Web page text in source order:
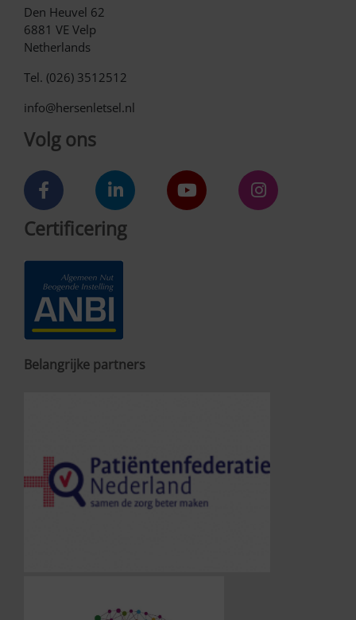
Den Heuvel 62
6881 VE Velp
Netherlands
Tel. (026) 3512512
info@hersenletsel.nl
Volg ons
Certificering
Belangrijke partners